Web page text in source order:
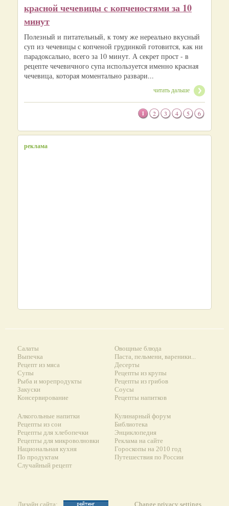
красной чечевицы с копченостями за 10
минут
Полезный и питательный, к тому же нереально вкусный
суп из чечевицы с копченой грудинкой готовится, как ни
парадоксально, всего за 10 минут. А секрет прост - в
рецепте чечевичного супа используется именно красная
чечевица, которая моментально развари...
читать дальше
1 2 3 4 5 6
реклама
Салаты
Выпечка
Рецепт из мяса
Супы
Рыба и морепродукты
Закуски
Консервирование
Овощные блюда
Паста, пельмени, вареники...
Десерты
Рецепты из крупы
Рецепты из грибов
Соусы
Рецепты напитков
Алкогольные напитки
Рецепты из сои
Рецепты для хлебопечки
Рецепты для микроволновки
Национальная кухня
По продуктам
Случайный рецепт
Кулинарный форум
Библиотека
Энциклопедия
Реклама на сайте
Гороскопы на 2010 год
Путешествия по России
Дизайн сайта: Change privacy settings